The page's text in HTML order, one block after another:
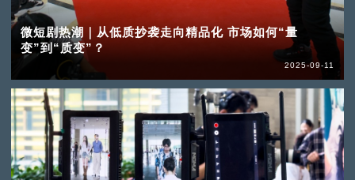
微短剧热潮｜从低质抄袭走向精品化 市场如何“量
变”到“质变”？
2025-09-11